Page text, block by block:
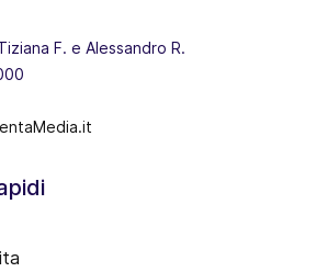
F. e Alessandro R.